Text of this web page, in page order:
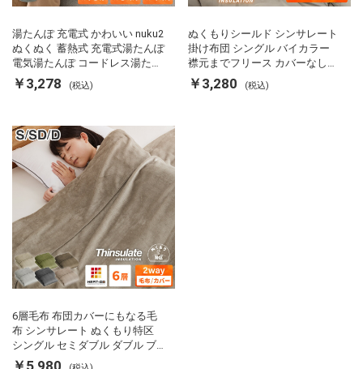
湯たんぽ 充電式 かわいい nuku2
ぬくぬく 蓄熱式 充電式湯たんぽ
電気湯たんぽ コードレス湯たん
ぽ エコ 節電 節約 省エネ 充電式
エコ電気あんか EWT-2143 スリ
￥3,278 (税込)
ぬくもりシールド シンサレート
掛け布団 シングル バイカラー
襟元までフリース カバーなしで
使える 軽い 丸洗い 断熱 保温 抗
菌防臭 洗える 防ダニ 軽量 ホコ
￥3,280 (税込)
6層毛布 布団カバーにもなる毛
布 シンサレート ぬくもり特区
シングル セミダブル ダブル ブ
ランケット 掛け布団カバー フラ
￥5,980